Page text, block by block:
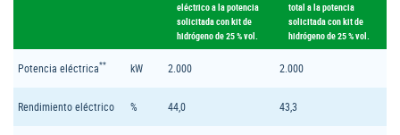
eléctrico a la potencia
solicitada con kit de
hidrógeno de 25 % vol.
total a la potencia
solicitada con kit de
hidrógeno de 25 % vol.
Potencia eléctrica** kW 2.000 2.000
Rendimiento eléctrico % 44,0 43,3